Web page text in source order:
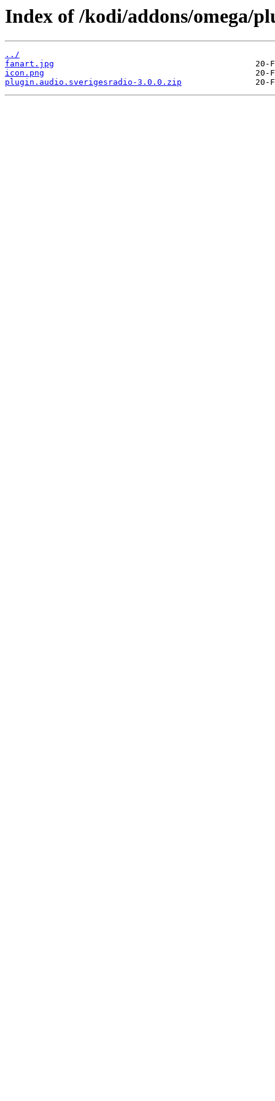
Index of /kodi/addons/omega/
../
fanart.jpg
icon.png
plugin.audio.sverigesradio-3.0.0.zip